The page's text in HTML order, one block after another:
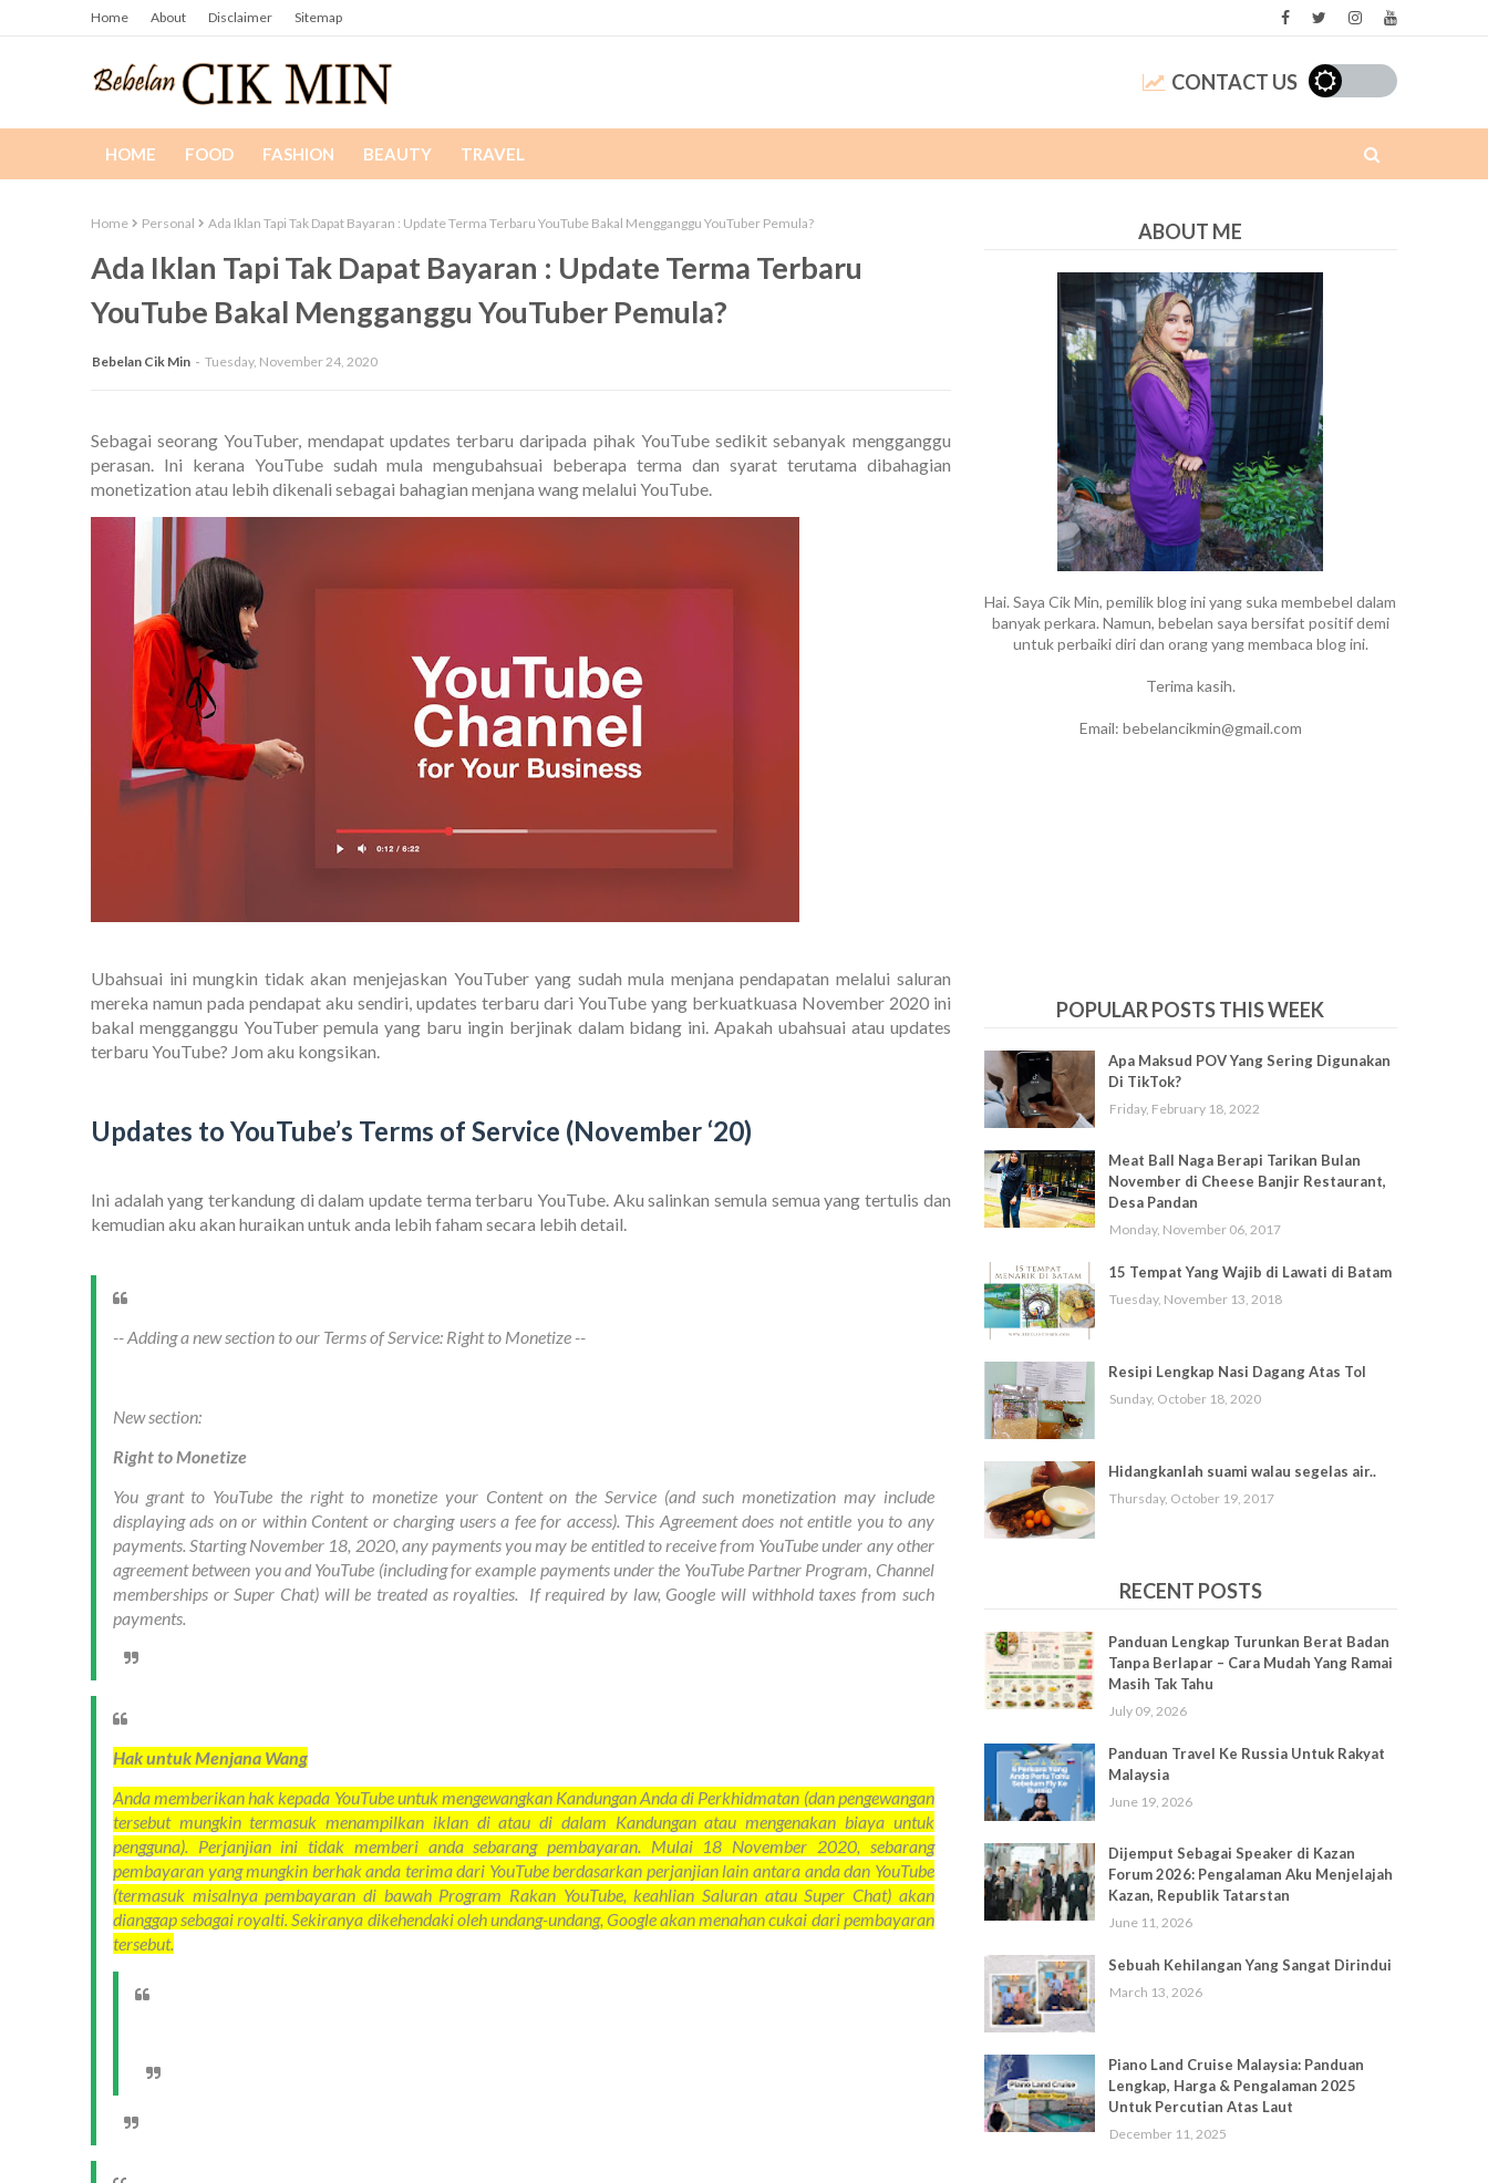
Home About Disclaimer Sitemap
CONTACT US
HOME FOOD FASHION BEAUTY TRAVEL
Home Personal Ada Iklan Tapi Tak Dapat Bayaran : Update Terma Terbaru YouTube Bakal Mengganggu YouTuber Pemula?
Ada Iklan Tapi Tak Dapat Bayaran : Update Terma Terbaru
YouTube Bakal Mengganggu YouTuber Pemula?
Bebelan Cik Min Tuesday, November 24, 2020
Sebagai seorang YouTuber, mendapat updates terbaru daripada pihak YouTube sedikit sebanyak mengganggu
perasan. Ini kerana YouTube sudah mula mengubahsuai beberapa terma dan syarat terutama dibahagian
monetization atau lebih dikenali sebagai bahagian menjana wang melalui YouTube.
Ubahsuai ini mungkin tidak akan menjejaskan YouTuber yang sudah mula menjana pendapatan melalui saluran
mereka namun pada pendapat aku sendiri, updates terbaru dari YouTube yang berkuatkuasa November 2020 ini
bakal mengganggu YouTuber pemula yang baru ingin berjinak dalam bidang ini. Apakah ubahsuai atau updates
terbaru YouTube? Jom aku kongsikan.
Updates to YouTube’s Terms of Service (November ‘20)
Ini adalah yang terkandung di dalam update terma terbaru YouTube. Aku salinkan semula semua yang tertulis dan
kemudian aku akan huraikan untuk anda lebih faham secara lebih detail.
-- Adding a new section to our Terms of Service: Right to Monetize --
New section:
Right to Monetize
You grant to YouTube the right to monetize your Content on the Service (and such monetization may include
displaying ads on or within Content or charging users a fee for access). This Agreement does not entitle you to any
payments. Starting November 18, 2020, any payments you may be entitled to receive from YouTube under any other
agreement between you and YouTube (including for example payments ​under the YouTube Partner Program, Channel
memberships or Super Chat) will be treated as royalties.
If required by law, Google will withhold taxes from such
payments.
Hak untuk Menjana Wang
Anda memberikan hak kepada YouTube untuk mengewangkan Kandungan Anda di Perkhidmatan (dan pengewangan
tersebut mungkin termasuk menampilkan iklan di atau di dalam Kandungan atau mengenakan biaya untuk
pengguna). Perjanjian ini tidak memberi anda sebarang pembayaran. Mulai 18 November 2020, sebarang
pembayaran yang mungkin berhak anda terima dari YouTube berdasarkan perjanjian lain antara anda dan YouTube
(termasuk misalnya pembayaran di bawah Program Rakan YouTube, keahlian Saluran atau Super Chat) akan
dianggap sebagai royalti. Sekiranya dikehendaki oleh undang-undang, Google akan menahan cukai dari pembayaran
tersebut.
ABOUT ME
Hai. Saya Cik Min, pemilik blog ini yang suka membebel dalam
banyak perkara. Namun, bebelan saya bersifat positif demi
untuk perbaiki diri dan orang yang membaca blog ini.
Terima kasih.
Email: bebelancikmin@gmail.com
POPULAR POSTS THIS WEEK
Apa Maksud POV Yang Sering Digunakan
Di TikTok?
Friday, February 18, 2022
Meat Ball Naga Berapi Tarikan Bulan
November di Cheese Banjir Restaurant,
Desa Pandan
Monday, November 06, 2017
15 Tempat Yang Wajib di Lawati di Batam
Tuesday, November 13, 2018
Resipi Lengkap Nasi Dagang Atas Tol
Sunday, October 18, 2020
Hidangkanlah suami walau segelas air..
Thursday, October 19, 2017
RECENT POSTS
Panduan Lengkap Turunkan Berat Badan
Tanpa Berlapar – Cara Mudah Yang Ramai
Masih Tak Tahu
July 09, 2026
Panduan Travel Ke Russia Untuk Rakyat
Malaysia
June 19, 2026
Dijemput Sebagai Speaker di Kazan
Forum 2026: Pengalaman Aku Menjelajah
Kazan, Republik Tatarstan
June 11, 2026
Sebuah Kehilangan Yang Sangat Dirindui
March 13, 2026
Piano Land Cruise Malaysia: Panduan
Lengkap, Harga & Pengalaman 2025
Untuk Percutian Atas Laut
December 11, 2025